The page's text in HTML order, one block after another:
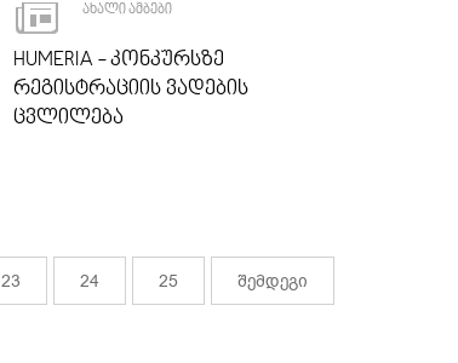
ᲐᲮᲐᲚᲘ ᲐᲛᲑᲔᲑᲘ
HUMERIA - ᲙᲝᲜᲙᲣᲠᲡᲖᲔ
ᲠᲔᲒᲘᲡᲢᲠᲐᲪᲘᲘᲡ ᲕᲐᲓᲔᲑᲘᲡ
ᲪᲕᲚᲘᲚᲔᲑᲐ
23 24 25 შემდეგი